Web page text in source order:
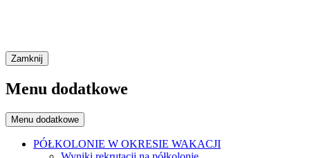
Zamknij
Menu dodatkowe
Menu dodatkowe
PÓŁKOLONIE W OKRESIE WAKACJI